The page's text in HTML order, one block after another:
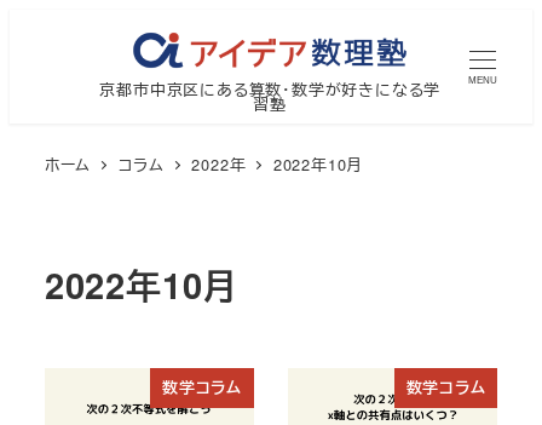
京都市中京区にある算数・数学が好きになる学
習塾
MENU
ホーム コラム 2022年 2022年10月
2022年10月
数学コラム 数学コラム